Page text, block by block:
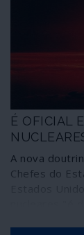
É OFICIAL
A nova
Chefes do